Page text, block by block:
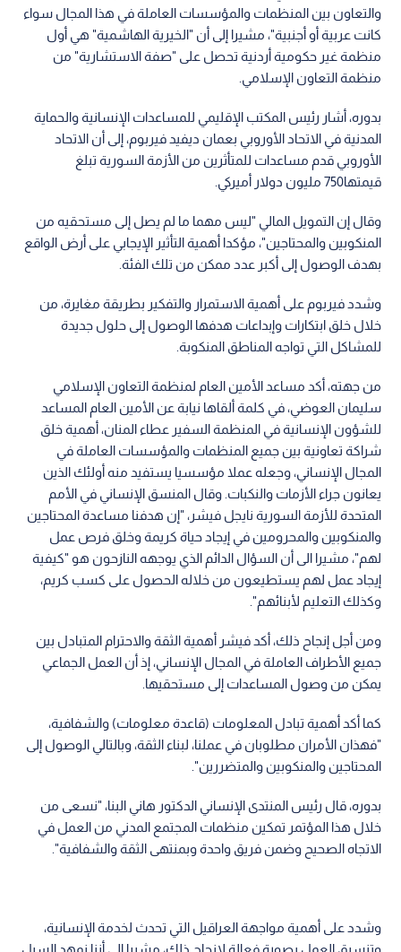
والتعاون بين المنظمات والمؤسسات العاملة في هذا المجال سواء
كانت عربية أو أجنبية"، مشيرا إلى أن "الخيرية الهاشمية" هي أول
منظمة غير حكومية أردنية تحصل على "صفة الاستشارية" من
منظمة التعاون الإسلامي.
بدوره، أشار رئيس المكتب الإقليمي للمساعدات الإنسانية والحماية
المدنية في الاتحاد الأوروبي بعمان ديفيد فيربوم، إلى أن الاتحاد
الأوروبي قدم مساعدات للمتأثرين من الأزمة السورية تبلغ
قيمتها750 مليون دولار أميركي.
وقال إن التمويل المالي "ليس مهما ما لم يصل إلى مستحقيه من
المنكوبين والمحتاجين"، مؤكدا أهمية التأثير الإيجابي على أرض الواقع
بهدف الوصول إلى أكبر عدد ممكن من تلك الفئة.
وشدد فيربوم على أهمية الاستمرار والتفكير بطريقة مغايرة، من
خلال خلق ابتكارات وإبداعات هدفها الوصول إلى حلول جديدة
للمشاكل التي تواجه المناطق المنكوبة.
من جهته، أكد مساعد الأمين العام لمنظمة التعاون الإسلامي
سليمان العوضي، في كلمة ألقاها نيابة عن الأمين العام المساعد
للشؤون الإنسانية في المنظمة السفير عطاء المنان، أهمية خلق
شراكة تعاونية بين جميع المنظمات والمؤسسات العاملة في
المجال الإنساني، وجعله عملا مؤسسيا يستفيد منه أولئك الذين
يعانون جراء الأزمات والنكبات. وقال المنسق الإنساني في الأمم
المتحدة للأزمة السورية نايجل فيشر، "إن هدفنا مساعدة المحتاجين
والمنكوبين والمحرومين في إيجاد حياة كريمة وخلق فرص عمل
لهم"، مشيرا الى أن السؤال الدائم الذي يوجهه النازحون هو "كيفية
إيجاد عمل لهم يستطيعون من خلاله الحصول على كسب كريم،
وكذلك التعليم لأبنائهم".
ومن أجل إنجاح ذلك، أكد فيشر أهمية الثقة والاحترام المتبادل بين
جميع الأطراف العاملة في المجال الإنساني، إذ أن العمل الجماعي
يمكن من وصول المساعدات إلى مستحقيها.
كما أكد أهمية تبادل المعلومات (قاعدة معلومات) والشفافية،
"فهذان الأمران مطلوبان في عملنا، لبناء الثقة، وبالتالي الوصول إلى
المحتاجين والمنكوبين والمتضررين".
بدوره، قال رئيس المنتدى الإنساني الدكتور هاني البنا، "نسعى من
خلال هذا المؤتمر تمكين منظمات المجتمع المدني من العمل في
الاتجاه الصحيح وضمن فريق واحدة وبمنتهى الثقة والشفافية".
وشدد على أهمية مواجهة العراقيل التي تحدث لخدمة الإنسانية،
وتنسيق العمل بصورة فعالة لإنجاح ذلك، مشيرا إلى أننا نمهد السبل